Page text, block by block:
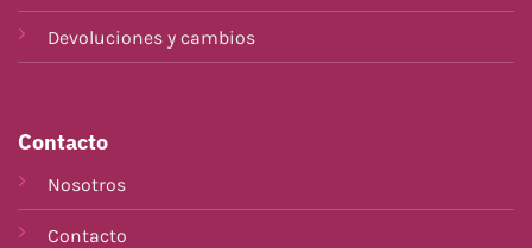
Devoluciones y cambios
Contacto
Nosotros
Contacto